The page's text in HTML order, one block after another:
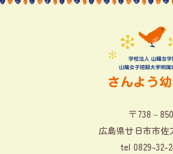
〒738－
広島県廿日市市佐
tel 0829-32-